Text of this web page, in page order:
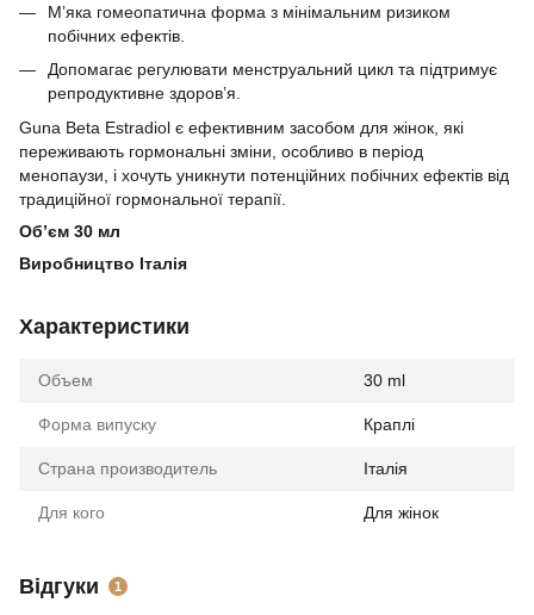
М’яка гомеопатична форма з мінімальним ризиком
побічних ефектів.
Допомагає регулювати менструальний цикл та підтримує
репродуктивне здоров’я.
Guna Beta Estradiol є ефективним засобом для жінок, які
переживають гормональні зміни, особливо в період
менопаузи, і хочуть уникнути потенційних побічних ефектів від
традиційної гормональної терапії.
Обʼєм 30 мл
Виробництво Італія
Характеристики
Объем 30 ml
Форма випуску Краплі
Страна производитель Італія
Для кого Для жінок
Відгуки 1